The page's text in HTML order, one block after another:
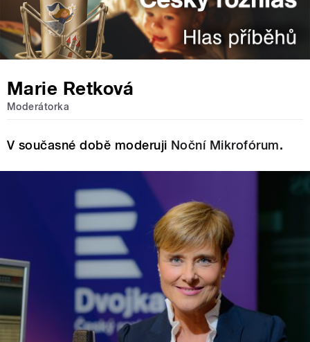
Marie Retková
Moderátorka
V současné době moderuji Noční Mikrofórum.